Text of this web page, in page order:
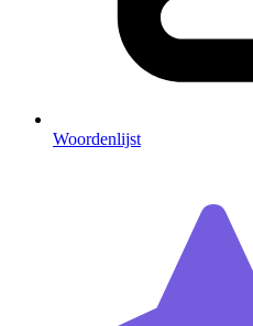
Woordenlijst